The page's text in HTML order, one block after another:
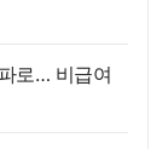
로… 비급여